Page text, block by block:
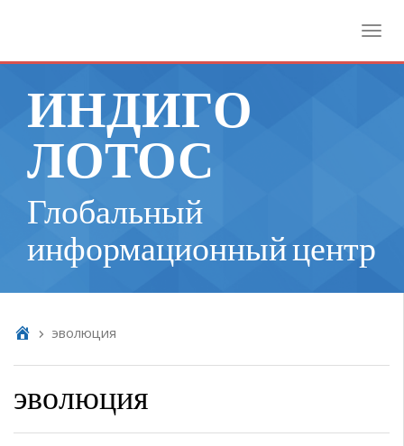
ИНДИГО
ЛОТОС
Глобальный
информационный центр
эволюция
эволюция